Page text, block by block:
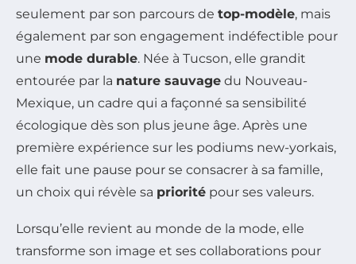
seulement par son parcours de top-modèle, mais
également par son engagement indéfectible pour
une mode durable. Née à Tucson, elle grandit
entourée par la nature sauvage du Nouveau-
Mexique, un cadre qui a façonné sa sensibilité
écologique dès son plus jeune âge. Après une
première expérience sur les podiums new-yorkais,
elle fait une pause pour se consacrer à sa famille,
un choix qui révèle sa priorité pour ses valeurs.
Lorsqu’elle revient au monde de la mode, elle
transforme son image et ses collaborations pour